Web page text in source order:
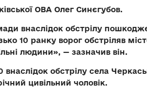
ОВА Олег Синєгубов.
внаслідок обстрілу
10 ранку ворог обстріляв
людини», — зазначив він.
обстрілу села
цивільний чоловік.